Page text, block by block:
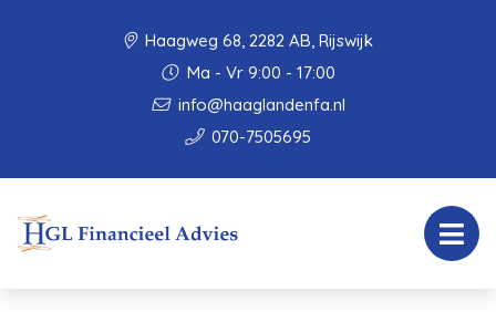
Haagweg 68, 2282 AB, Rijswijk
Ma - Vr 9:00 - 17:00
info@haaglandenfa.nl
070-7505695